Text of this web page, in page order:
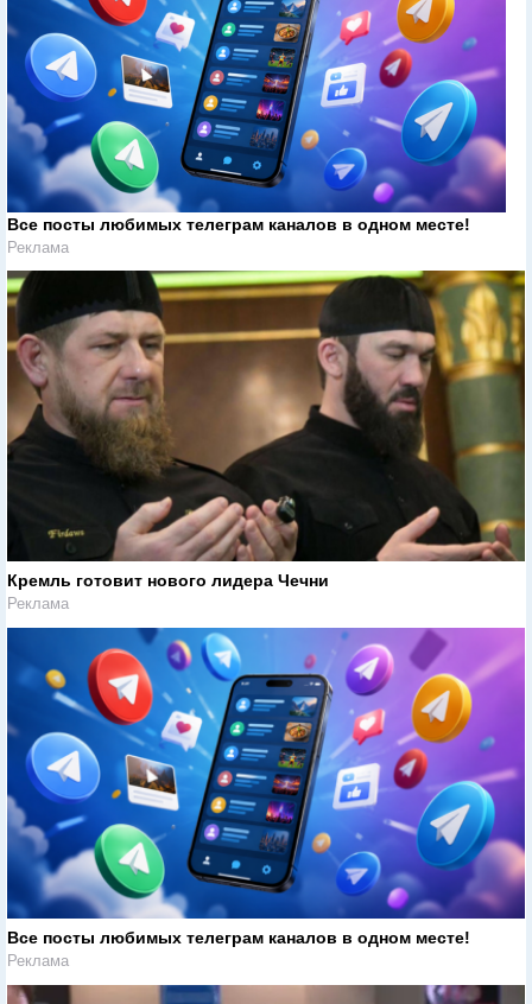
Все посты любимых телеграм каналов в одном месте!
Реклама
Кремль готовит нового лидера Чечни
Реклама
Все посты любимых телеграм каналов в одном месте!
Реклама